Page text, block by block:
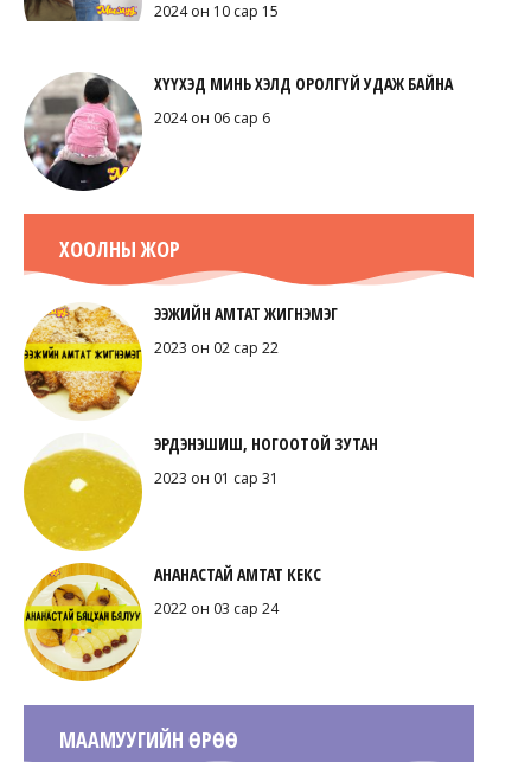
2024 он 10 сар 15
ХҮҮХЭД МИНЬ ХЭЛД ОРОЛГҮЙ УДАЖ БАЙНА
2024 он 06 сар 6
ХООЛНЫ ЖОР
ЭЭЖИЙН АМТАТ ЖИГНЭМЭГ
2023 он 02 сар 22
ЭРДЭНЭШИШ, НОГООТОЙ ЗУТАН
2023 он 01 сар 31
АНАНАСТАЙ АМТАТ КЕКС
2022 он 03 сар 24
МААМУУГИЙН ӨРӨӨ